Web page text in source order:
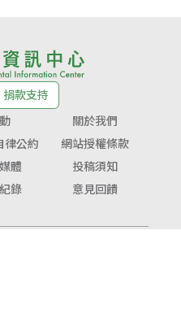
捐款支持
關於我們
律公約
網站授權條款
體
投稿須知
錄 意見回饋